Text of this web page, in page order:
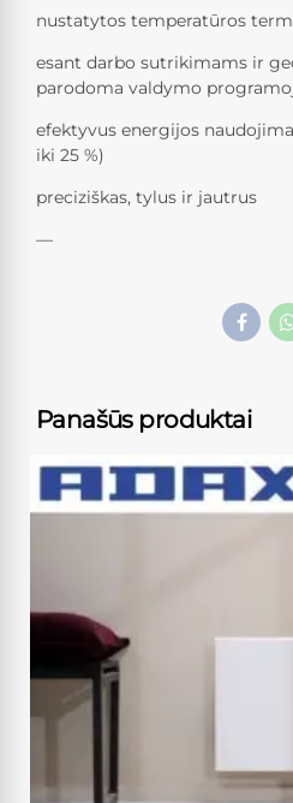
nustatytos temperatūros
esant darbo sutrikimams ir
parodoma valdymo
efektyvus energijos
iki 25 %)
preciziškas, tylus ir jautrus
—
Panašūs produktai